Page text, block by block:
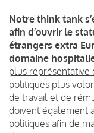
Notre think tank
afin d’ouvrir le
étrangers extra
domaine
plus représentative
politiques plus
de travail et de
doivent également
politiques afin de